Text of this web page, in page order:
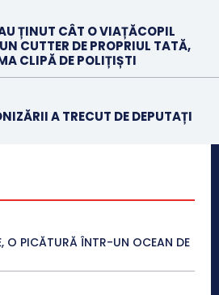
ȚINUT CÂT O VIAȚĂCOPIL
CUTTER DE PROPRIUL TATĂ,
CLIPĂ DE POLIȚIȘTI
A TRECUT DE DEPUTAȚI
O PICĂTURĂ ÎNTR-UN OCEAN DE